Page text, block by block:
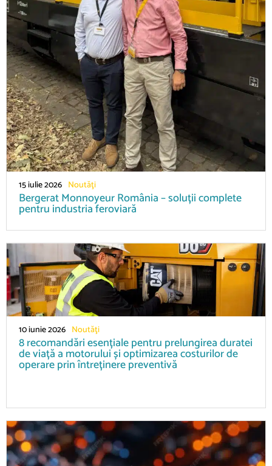
15 iulie 2026 Noutăţi
Bergerat Monnoyeur România – soluții complete
pentru industria feroviară
10 iunie 2026 Noutăţi
8 recomandări esențiale pentru prelungirea duratei
de viață a motorului și optimizarea costurilor de
operare prin întreținere preventivă